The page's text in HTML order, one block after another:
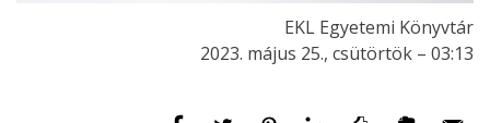
EKL Egyetemi Könyvtár
2023. május 25., csütörtök – 03:13